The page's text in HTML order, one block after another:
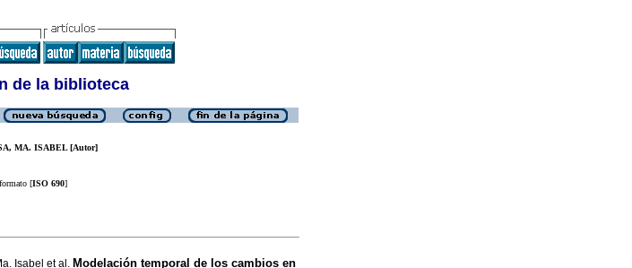
de la biblioteca
MA. ISABEL [Autor]
[ISO 690]
Isabel et al. Modelación temporal de los cambios en